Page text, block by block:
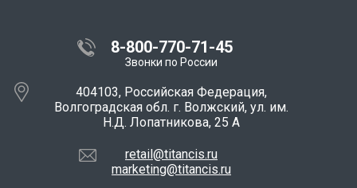
8-800-770-71-45
Звонки по России
404103, Российская Федерация,
Волгоградская обл. г. Волжский, ул. им.
Н.Д. Лопатникова, 25 А
retail@titancis.ru
marketing@titancis.ru